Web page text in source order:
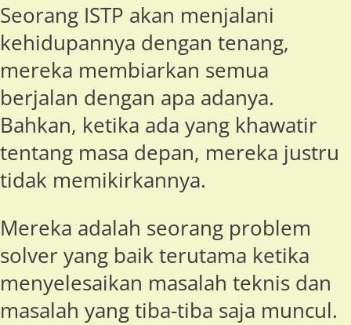
Seorang ISTP akan menjalani
kehidupannya dengan tenang,
mereka membiarkan semua
berjalan dengan apa adanya.
Bahkan, ketika ada yang khawatir
tentang masa depan, mereka justru
tidak memikirkannya.
Mereka adalah seorang problem
solver yang baik terutama ketika
menyelesaikan masalah teknis dan
masalah yang tiba-tiba saja muncul.